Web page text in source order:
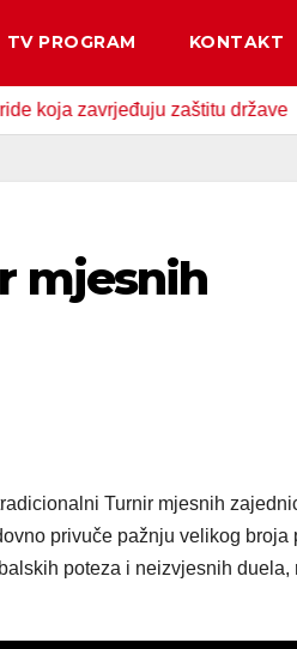
TV PROGRAM KONTAKT
zavrjeđuju zaštitu države U
mjesnih
Turnir mjesnih
privuče pažnju velikog broja
poteza i neizvjesnih duela,